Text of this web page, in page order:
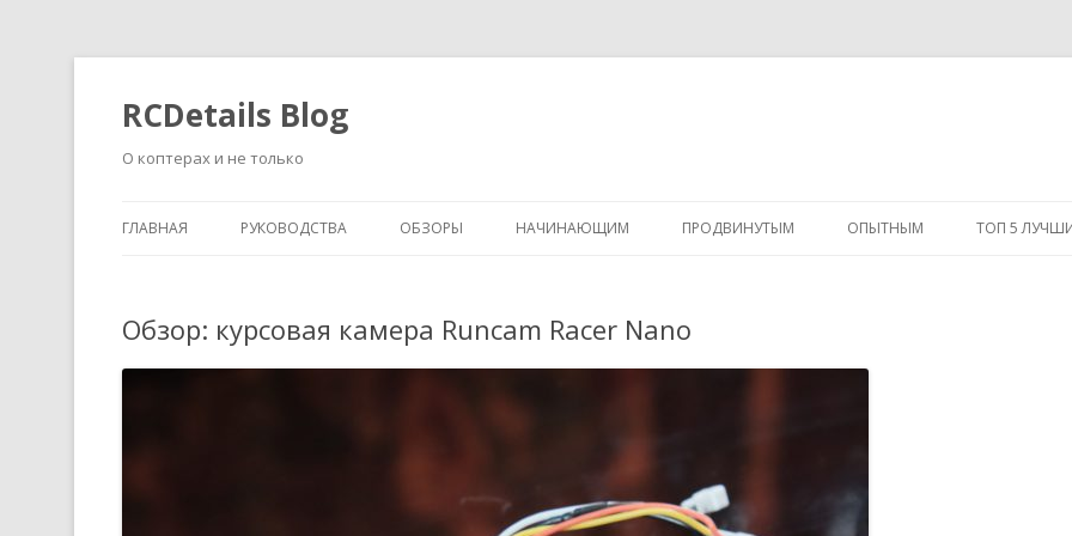
RCDetails Blog
О коптерах и не только
ГЛАВНАЯ РУКОВОДСТВА ОБЗОРЫ НАЧИНАЮЩИМ ПРОДВИНУТЫМ ОПЫТНЫМ ТОП 5
Обзор: курсовая камера Runcam Racer Nano